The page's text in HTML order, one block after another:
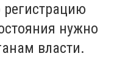
регистрацию
нужно
власти.